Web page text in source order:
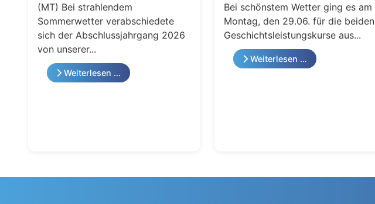
(MT) Bei strahlendem
Sommerwetter verabschiedete
sich der Abschlussjahrgang 2026
von unserer...
Weiterlesen …
Bei schönstem Wetter ging es am
Montag, den 29.06. für die beiden
Geschichtsleistungskurse aus...
Weiterlesen …